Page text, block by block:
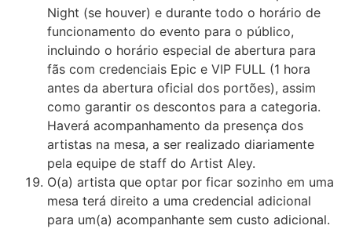
Night (se houver) e durante todo o horário de
funcionamento do evento para o público,
incluindo o horário especial de abertura para
fãs com credenciais Epic e VIP FULL (1 hora
antes da abertura oficial dos portões), assim
como garantir os descontos para a categoria.
Haverá acompanhamento da presença dos
artistas na mesa, a ser realizado diariamente
pela equipe de staff do Artist Aley.
O(a) artista que optar por ficar sozinho em uma
mesa terá direito a uma credencial adicional
para um(a) acompanhante sem custo adicional.